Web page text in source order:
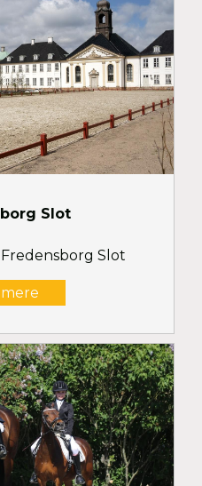
Slot
Slot